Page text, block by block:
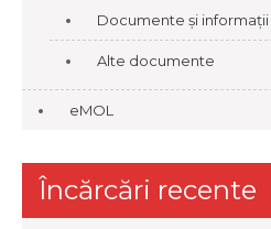
Documente și
Alte documente
eMOL
Încărcări recente